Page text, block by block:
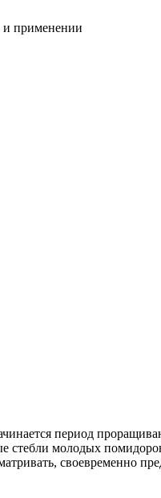
и применении
период
молодых
своевременно